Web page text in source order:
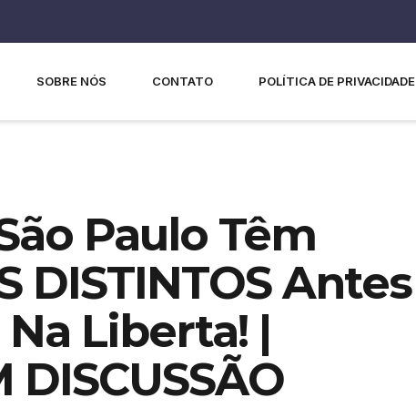
SOBRE NÓS CONTATO POLÍTICA DE PRIVACIDADE
Paulo Têm
DISTINTOS Antes
Na Liberta! |
DISCUSSÃO